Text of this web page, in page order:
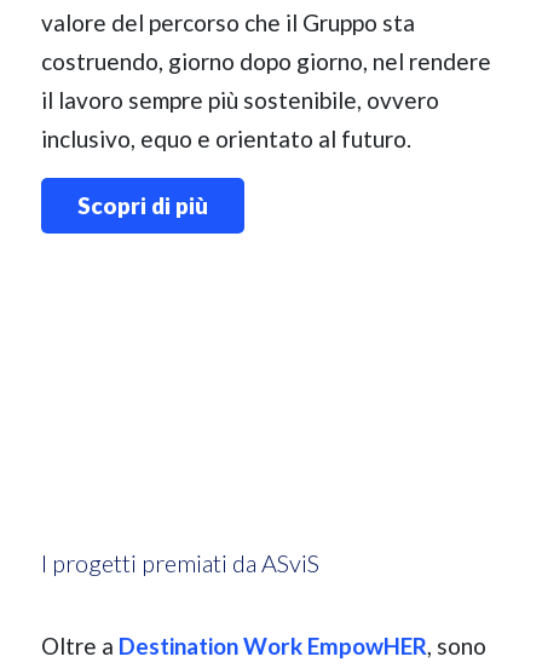
valore del percorso che il Gruppo sta
costruendo, giorno dopo giorno, nel rendere
il lavoro sempre più sostenibile, ovvero
inclusivo, equo e orientato al futuro.
Scopri di più
I progetti premiati da ASviS
Oltre a Destination Work EmpowHER, sono